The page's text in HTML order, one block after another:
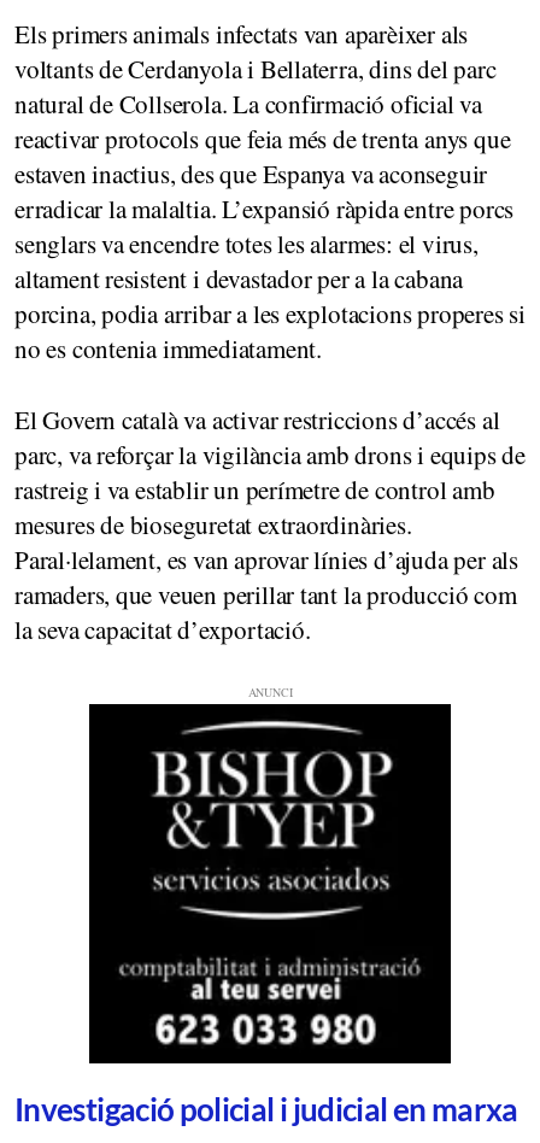
Els primers animals infectats van aparèixer als
voltants de Cerdanyola i Bellaterra, dins del parc
natural de Collserola. La confirmació oficial va
reactivar protocols que feia més de trenta anys que
estaven inactius, des que Espanya va aconseguir
erradicar la malaltia. L’expansió ràpida entre porcs
senglars va encendre totes les alarmes: el virus,
altament resistent i devastador per a la cabana
porcina, podia arribar a les explotacions properes si
no es contenia immediatament.
El Govern català va activar restriccions d’accés al
parc, va reforçar la vigilància amb drons i equips de
rastreig i va establir un perímetre de control amb
mesures de bioseguretat extraordinàries.
Paral·lelament, es van aprovar línies d’ajuda per als
ramaders, que veuen perillar tant la producció com
la seva capacitat d’exportació.
Investigació policial i judicial en marxa